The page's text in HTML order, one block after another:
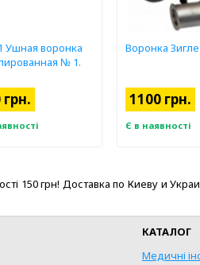
Ушная воронка
№ 1.
грн.
Воронка Зигле
1100 грн.
Є в наявності
грн! Доставка по Киеву и
КАТАЛОГ
Медичні